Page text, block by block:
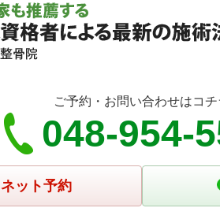
ご予約・お問い合わせはコ
048-954-
ネット予約